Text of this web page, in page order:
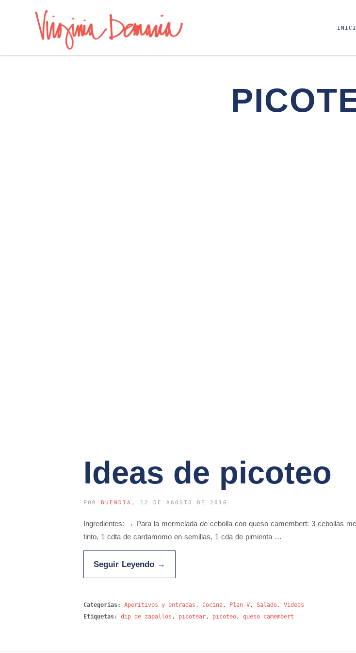
Ideas de picoteo
POR BUENDIA , 12 DE AGOSTO DE 2016
Ingredientes: → Para la mermelada de cebolla con queso camembert: 3 cebollas
tinto, 1 cdta de cardamomo en semillas, 1 cda de pimienta …
Seguir Leyendo →
Categorías: Aperitivos y entradas , Cocina , Plan V , Salado , Videos
Etiquetas:
dip de zapallos , picotear , picoteo , queso camembert